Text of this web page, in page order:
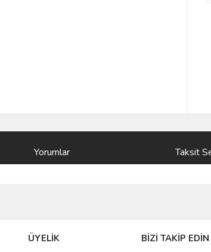
Yorumlar Taksit
ÜYELİK BİZİ TAKİP EDİN